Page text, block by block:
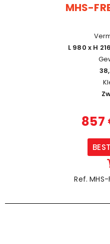
MHS-
L 980 x H
857
Ref. MHS-